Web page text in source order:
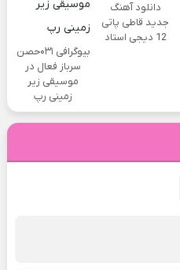
دانلود آهنگ
جدید قاطی پاتی
12 دیجی استاد
بیوگرافی ۰۳۱حصن
سرباز فعال در
موسیقی زیر
زمینی رپ